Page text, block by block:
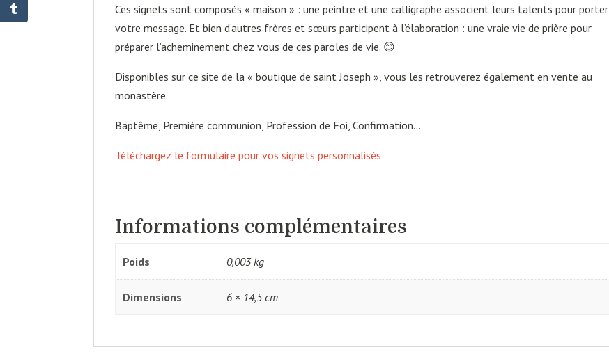
Ces signets sont composés « maison » : une peintre et une calligraphe associent leurs talents pour porter
votre message. Et bien d’autres frères et sœurs participent à l’élaboration : une vraie vie de prière pour
préparer l’acheminement chez vous de ces paroles de vie. 😊
Disponibles sur ce site de la « boutique de saint Joseph », vous les retrouverez également en vente au
monastère.
Baptême, Première communion, Profession de Foi, Confirmation…
Téléchargez le formulaire pour vos signets personnalisés
Informations complémentaires
Poids 0,003 kg
Dimensions 6 × 14,5 cm